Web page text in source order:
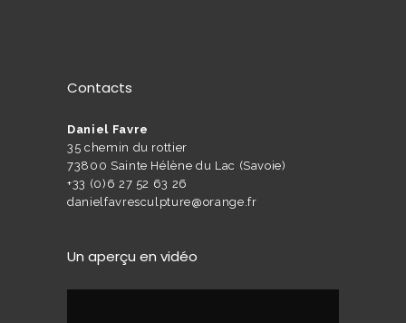
Contacts
Daniel Favre
35 chemin du rottier
73800 Sainte Hélène du Lac (Savoie)
+33 (0)6 27 52 63 26
danielfavresculpture@orange.fr
Un aperçu en vidéo